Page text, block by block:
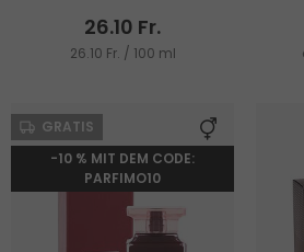
26.10 Fr.
26.10 Fr. / 100 ml
GRATIS
-10 % MIT DEM CODE:
PARFIMO10